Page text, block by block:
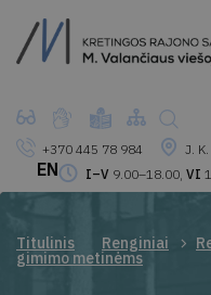
+370 445 78 984
J.
I–V 9.00–18.00, VI
EN
Titulinis Renginiai
gimimo metinėms